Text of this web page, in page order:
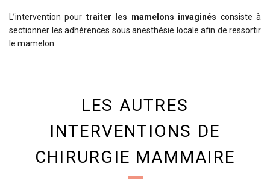
L’intervention pour traiter les mamelons invaginés consiste à
sectionner les adhérences sous anesthésie locale afin de ressortir
le mamelon.
LES AUTRES
INTERVENTIONS DE
CHIRURGIE MAMMAIRE